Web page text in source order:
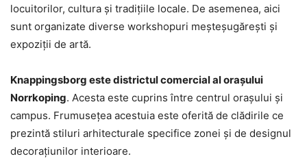
locuitorilor, cultura și tradițiile locale. De asemenea, aici
sunt organizate diverse workshopuri meșteșugărești și
expoziții de artă.
Knappingsborg este districtul comercial al orașului
Norrkoping. Acesta este cuprins între centrul orașului și
campus. Frumusețea acestuia este oferită de clădirile ce
prezintă stiluri arhitecturale specifice zonei și de designul
decorațiunilor interioare.